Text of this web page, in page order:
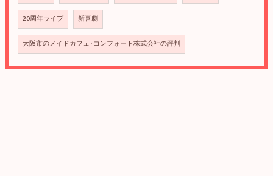
20周年ライブ 新喜劇
大阪市のメイドカフェ･コンフォート株式会社の評判